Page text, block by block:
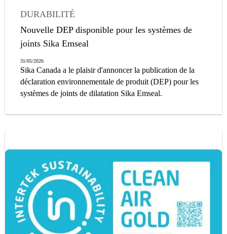
DURABILITÉ
Nouvelle DEP disponible pour les systèmes de
joints Sika Emseal
31/05/2026
Sika Canada a le plaisir d'annoncer la publication de la
déclaration environnementale de produit (DEP) pour les
systèmes de joints de dilatation Sika Emseal.